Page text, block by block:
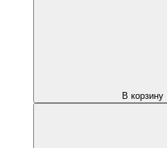
В корзину